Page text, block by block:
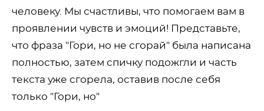
человеку. Мы счастливы, что помогаем вам в
проявлении чувств и эмоций! Представьте,
что фраза "Гори, но не сгорай" была написана
полностью, затем спичку подожгли и часть
текста уже сгорела, оставив после себя
только "Гори, но"